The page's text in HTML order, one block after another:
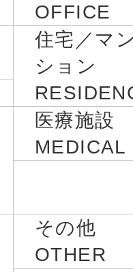
OFFICE
住宅／マ
ション
医療施設
MEDICAL
その他
OTHER